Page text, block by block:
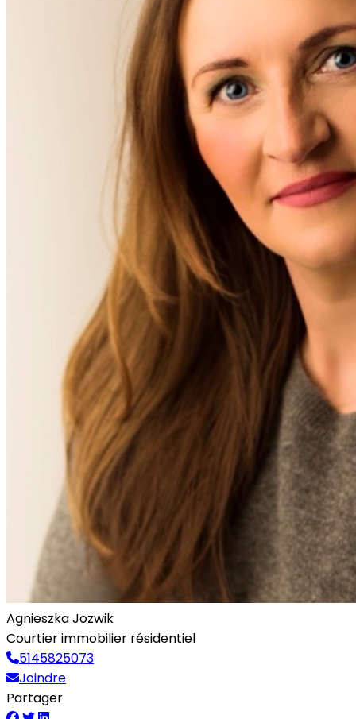
Agnieszka Jozwik
Courtier immobilier résidentiel
5145825073
Joindre
Partager